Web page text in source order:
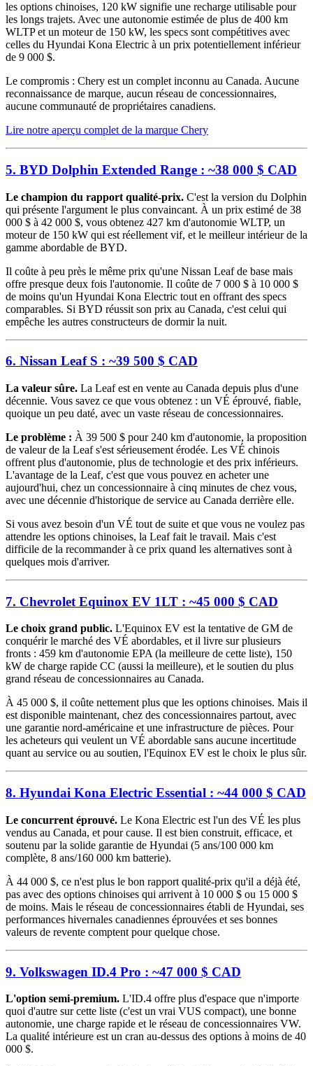
les options chinoises, 120 kW signifie une recharge utilisable pour
les longs trajets. Avec une autonomie estimée de plus de 400 km
WLTP et un moteur de 150 kW, les specs sont compétitives avec
celles du Hyundai Kona Electric à un prix potentiellement inférieur
de 9 000 $.
Le compromis : Chery est un complet inconnu au Canada. Aucune
reconnaissance de marque, aucun réseau de concessionnaires,
aucune communauté de propriétaires canadiens.
Lire notre aperçu complet de la marque Chery
5. BYD Dolphin Extended Range : ~38 000 $ CAD
Le champion du rapport qualité-prix. C'est la version du Dolphin
qui présente l'argument le plus convaincant. À un prix estimé de 38
000 $ à 42 000 $, vous obtenez 427 km d'autonomie WLTP, un
moteur de 150 kW qui est réellement vif, et le meilleur intérieur de la
gamme abordable de BYD.
Il coûte à peu près le même prix qu'une Nissan Leaf de base mais
offre presque deux fois l'autonomie. Il coûte de 7 000 $ à 10 000 $
de moins qu'un Hyundai Kona Electric tout en offrant des specs
comparables. Si BYD réussit son prix au Canada, c'est celui qui
empêche les autres constructeurs de dormir la nuit.
6. Nissan Leaf S : ~39 500 $ CAD
La valeur sûre. La Leaf est en vente au Canada depuis plus d'une
décennie. Vous savez ce que vous obtenez : un VÉ éprouvé, fiable,
quoique un peu daté, avec un vaste réseau de concessionnaires.
Le problème : À 39 500 $ pour 240 km d'autonomie, la proposition
de valeur de la Leaf s'est sérieusement érodée. Les VÉ chinois
offrent plus d'autonomie, plus de technologie et des prix inférieurs.
L'avantage de la Leaf, c'est que vous pouvez en acheter une
aujourd'hui, chez un concessionnaire à cinq minutes de chez vous,
avec une décennie d'historique de service au Canada derrière elle.
Si vous avez besoin d'un VÉ tout de suite et que vous ne voulez pas
attendre les options chinoises, la Leaf fait le travail. Mais c'est
difficile de la recommander à ce prix quand les alternatives sont à
quelques mois d'arriver.
7. Chevrolet Equinox EV 1LT : ~45 000 $ CAD
Le choix grand public. L'Equinox EV est la tentative de GM de
conquérir le marché des VÉ abordables, et il livre sur plusieurs
fronts : 459 km d'autonomie EPA (la meilleure de cette liste), 150
kW de charge rapide CC (aussi la meilleure), et le soutien du plus
grand réseau de concessionnaires au Canada.
À 45 000 $, il coûte nettement plus que les options chinoises. Mais il
est disponible maintenant, chez des concessionnaires partout, avec
une garantie nord-américaine et une infrastructure de pièces. Pour
les acheteurs qui veulent un VÉ abordable sans aucune incertitude
quant au service ou au soutien, l'Equinox EV est le choix le plus sûr.
8. Hyundai Kona Electric Essential : ~44 000 $ CAD
Le concurrent éprouvé. Le Kona Electric est l'un des VÉ les plus
vendus au Canada, et pour cause. Il est bien construit, efficace, et
soutenu par la solide garantie de Hyundai (5 ans/100 000 km
complète, 8 ans/160 000 km batterie).
À 44 000 $, ce n'est plus le bon rapport qualité-prix qu'il a déjà été,
pas avec des options chinoises qui arrivent à 10 000 $ ou 15 000 $
de moins. Mais le réseau de concessionnaires établi de Hyundai, ses
performances hivernales canadiennes éprouvées et ses bonnes
valeurs de revente comptent pour quelque chose.
9. Volkswagen ID.4 Pro : ~47 000 $ CAD
L'option semi-premium. L'ID.4 offre plus d'espace que n'importe
quoi d'autre sur cette liste (c'est un vrai VUS compact), une bonne
autonomie, une charge rapide et le réseau de concessionnaires VW.
La qualité intérieure est un cran au-dessus des options à moins de 40
000 $.